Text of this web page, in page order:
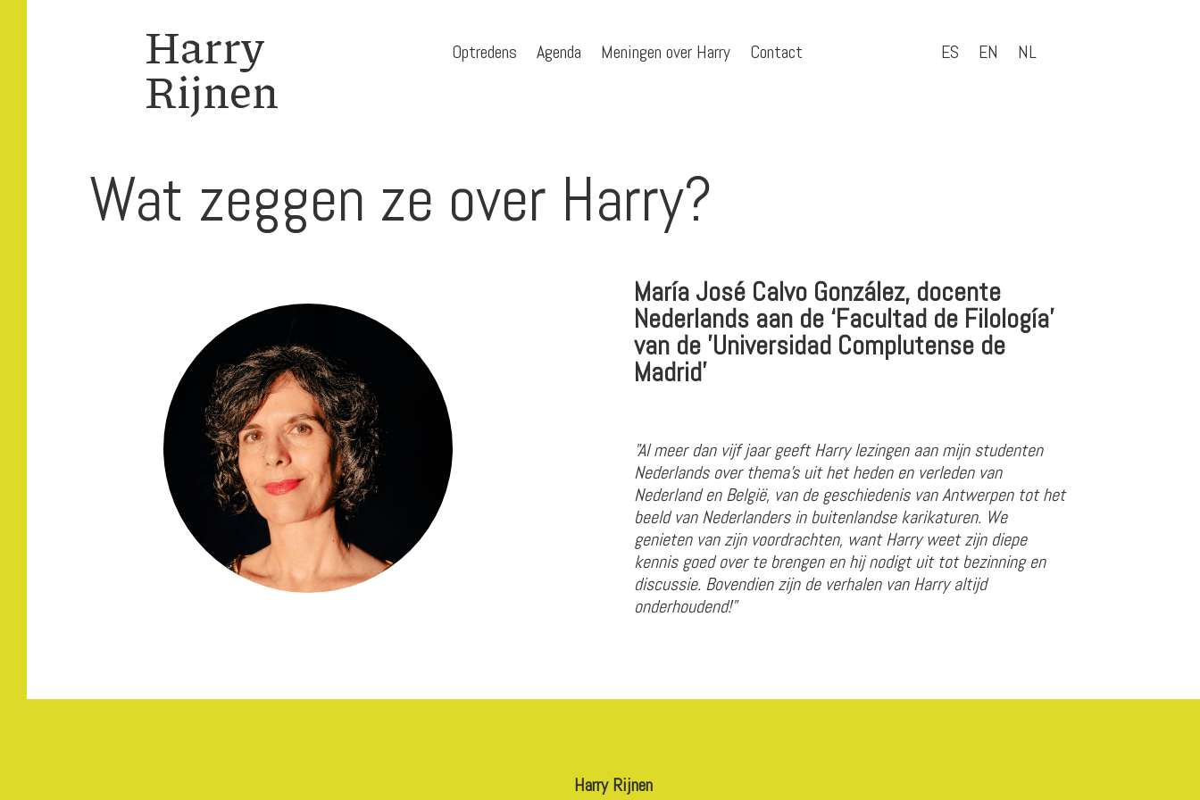
Harry
Rijnen
Optredens Agenda Meningen over Harry Contact ES EN NL
Wat zeggen ze over Harry?
María José Calvo González, docente
Nederlands aan de ‘Facultad de Filología’
van de 'Universidad Complutense de
Madrid'
"Al meer dan vijf jaar geeft Harry lezingen aan mijn studenten
Nederlands over thema’s uit het heden en verleden van
Nederland en België, van de geschiedenis van Antwerpen tot het
beeld van Nederlanders in buitenlandse karikaturen. We
genieten van zijn voordrachten, want Harry weet zijn diepe
kennis goed over te brengen en hij nodigt uit tot bezinning en
discussie. Bovendien zijn de verhalen van Harry altijd
onderhoudend!"
Harry Rijnen